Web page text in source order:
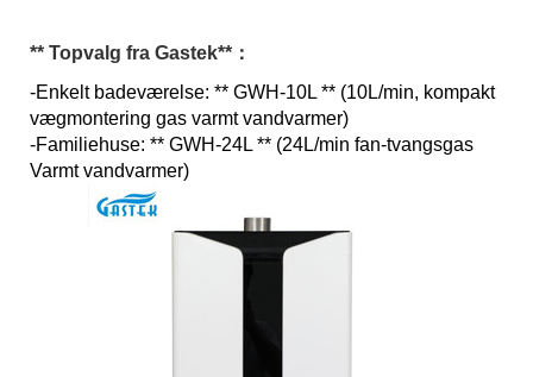
** Topvalg fra Gastek**：
-Enkelt badeværelse: ** GWH-10L ** (10L/min, kompakt
vægmontering gas varmt vandvarmer)
-Familiehuse: ** GWH-24L ** (24L/min fan-tvangsgas
Varmt vandvarmer)